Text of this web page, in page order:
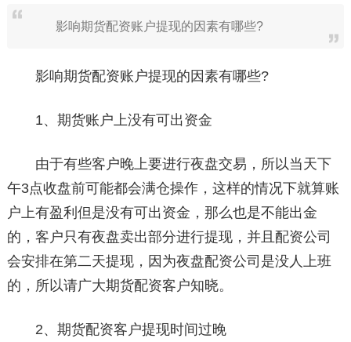
影响期货配资账户提现的因素有哪些?
影响期货配资账户提现的因素有哪些?
1、期货账户上没有可出资金
由于有些客户晚上要进行夜盘交易，所以当天下
午3点收盘前可能都会满仓操作，这样的情况下就算账
户上有盈利但是没有可出资金，那么也是不能出金
的，客户只有夜盘卖出部分进行提现，并且配资公司
会安排在第二天提现，因为夜盘配资公司是没人上班
的，所以请广大期货配资客户知晓。
2、期货配资客户提现时间过晚